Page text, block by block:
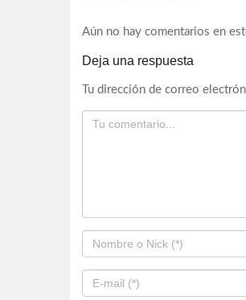
Aún no hay comentarios en
Deja una respuesta
Tu dirección de correo